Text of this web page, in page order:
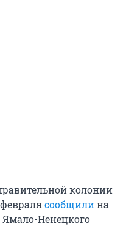
колонии
сообщилина
Ненецкого